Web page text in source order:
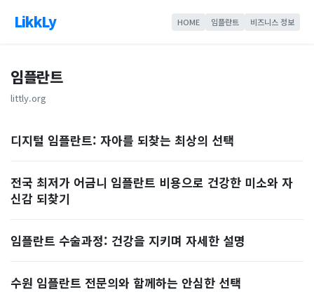
LikkLy HOME 임플란트 비즈니스 정보
임플란트
littly.org
디지털 임플란트: 자아를 되찾는 최상의 선택
전국 최저가 어금니 임플란트 비용으로 건강한 미소와 자
신감 되찾기
임플란트 수술과정: 건강을 지키며 자세한 설명
수원 임플란트 전문의와 함께하는 안심한 선택